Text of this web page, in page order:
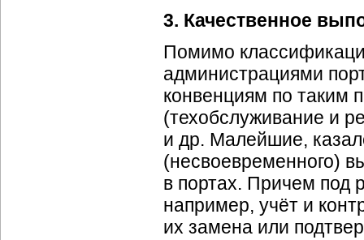
3. Качественное
Помимо
администрациями
конвенциям по таким
(техобслуживание и
и др. Малейшие,
(несвоевременного)
в портах. Причем под
например, учёт и
их замена или